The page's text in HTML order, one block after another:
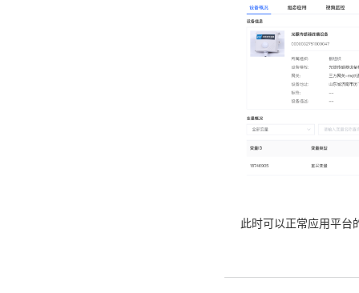
此时可以正常应用平台